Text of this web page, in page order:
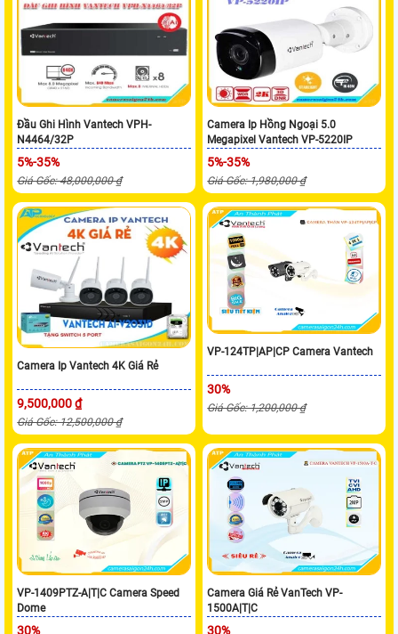
Đầu Ghi Hình Vantech VPH-
N4464/32P
5%-35%
Giá Gốc: 48,000,000 ₫
Camera Ip Hồng Ngoại 5.0
Megapixel Vantech VP-5220IP
5%-35%
Giá Gốc: 1,980,000 ₫
Camera Ip Vantech 4K Giá Rẻ
9,500,000 ₫
Giá Gốc: 12,500,000 ₫
VP-124TP|AP|CP Camera Vantech
30%
Giá Gốc: 1,200,000 ₫
VP-1409PTZ-A|T|C Camera Speed
Dome
30%
Camera Giá Rẻ VanTech VP-
1500A|T|C
30%